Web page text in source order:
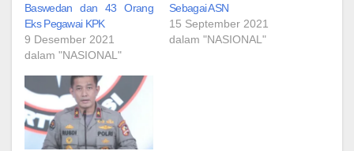
Baswedan dan 43 Orang
Eks Pegawai KPK
9 Desember 2021
dalam "NASIONAL"
Sebagai ASN
15 September 2021
dalam "NASIONAL"